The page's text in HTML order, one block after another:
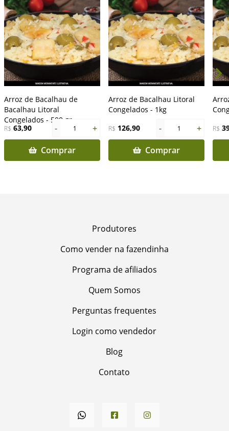
Arroz de Bacalhau de
Bacalhau Litoral
Congelados - 500 gr
R$ 63,90 - 1
+
Comprar
Arroz de Bacalhau Litoral
Congelados - 1kg
R$ 126,90 - 1
+
Comprar
R$
Produtores
Como vender na fazendinha
Programa de afiliados
Quem Somos
Perguntas frequentes
Login como vendedor
Blog
Contato